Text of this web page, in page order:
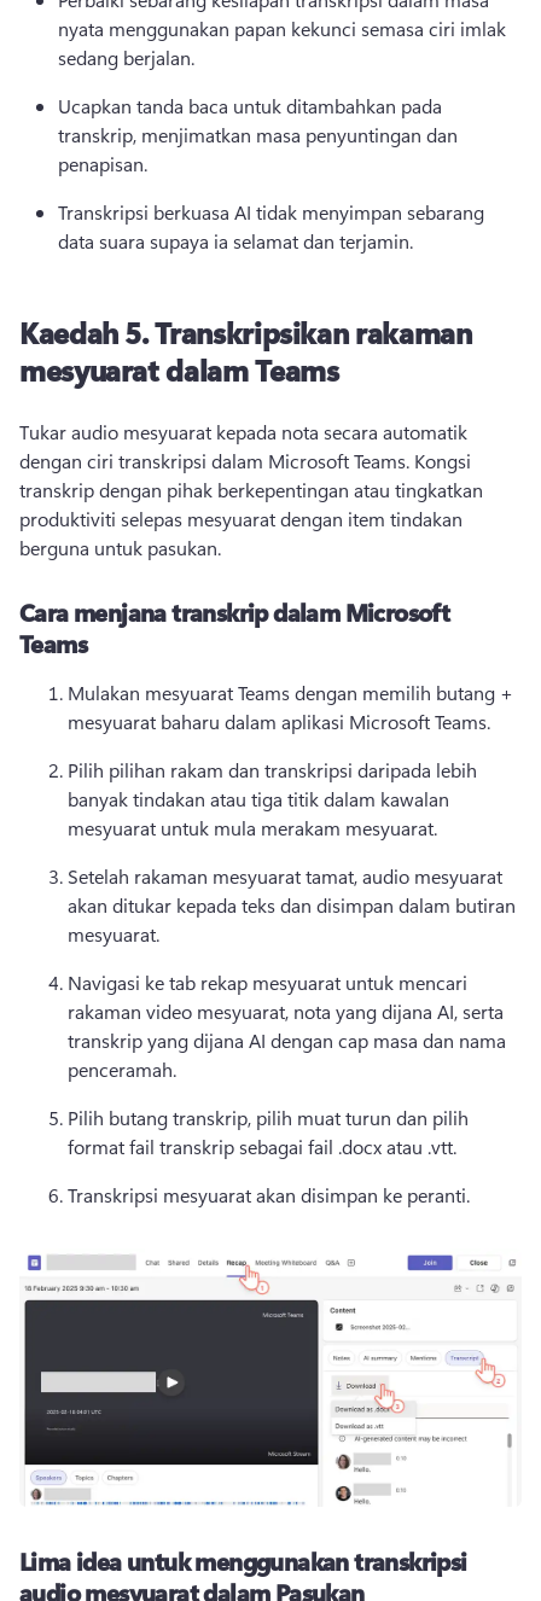
nyata menggunakan papan kekunci semasa ciri imlak
sedang berjalan.
Ucapkan tanda baca untuk ditambahkan pada
transkrip, menjimatkan masa penyuntingan dan
penapisan.
Transkripsi berkuasa AI tidak menyimpan sebarang
data suara supaya ia selamat dan terjamin.
Kaedah 5.Transkripsikan rakaman
mesyuarat dalam Teams
Tukar audio mesyuarat kepada nota secara automatik
dengan ciri transkripsi dalam Microsoft Teams. Kongsi
transkrip dengan pihak berkepentingan atau tingkatkan
produktiviti selepas mesyuarat dengan item tindakan
berguna untuk pasukan.
Cara menjana transkrip dalam Microsoft
Teams
Mulakan mesyuarat Teams dengan memilih butang +
mesyuarat baharu dalam aplikasi Microsoft Teams.
Pilih pilihan rakam dan transkripsi daripada lebih
banyak tindakan atau tiga titik dalam kawalan
mesyuarat untuk mula merakam mesyuarat.
Setelah rakaman mesyuarat tamat, audio mesyuarat
akan ditukar kepada teks dan disimpan dalam butiran
mesyuarat.
Navigasi ke tab rekap mesyuarat untuk mencari
rakaman video mesyuarat, nota yang dijana AI, serta
transkrip yang dijana AI dengan cap masa dan nama
penceramah.
Pilih butang transkrip, pilih muat turun dan pilih
format fail transkrip sebagai fail .docx atau .vtt.
Transkripsi mesyuarat akan disimpan ke peranti.
Lima idea untuk menggunakan transkripsi
audio mesyuarat dalam Pasukan